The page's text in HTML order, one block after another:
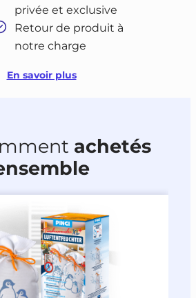
privée et exclusive
Retour de produit à
notre charge
En savoir plus
achetés